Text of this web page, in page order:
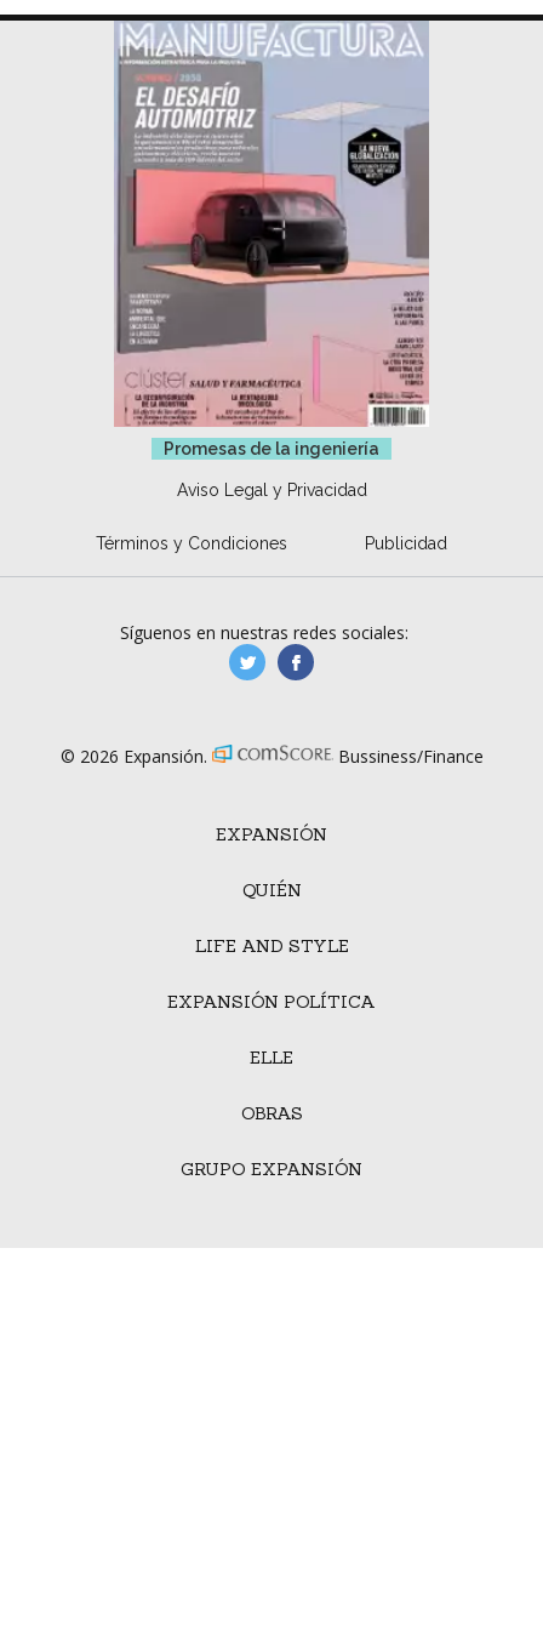
Promesas de la ingeniería
Aviso Legal y Privacidad
Términos y Condiciones Publicidad
EXPANSIÓN
QUIÉN
LIFE AND STYLE
EXPANSIÓN POLÍTICA
ELLE
OBRAS
GRUPO EXPANSIÓN
Síguenos en nuestras redes sociales:
manufacturaGE
© 2026 Expansión. Bussiness/Finance